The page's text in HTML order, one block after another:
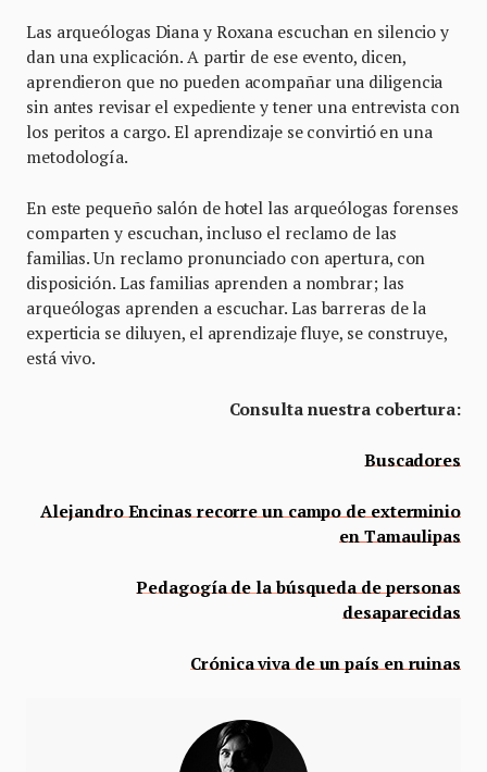
Las arqueólogas Diana y Roxana escuchan en silencio y
dan una explicación. A partir de ese evento, dicen,
aprendieron que no pueden acompañar una diligencia
sin antes revisar el expediente y tener una entrevista con
los peritos a cargo. El aprendizaje se convirtió en una
metodología.
En este pequeño salón de hotel las arqueólogas forenses
comparten y escuchan, incluso el reclamo de las
familias. Un reclamo pronunciado con apertura, con
disposición. Las familias aprenden a nombrar; las
arqueólogas aprenden a escuchar. Las barreras de la
experticia se diluyen, el aprendizaje fluye, se construye,
está vivo.
Consulta nuestra cobertura:
Buscadores
Alejandro Encinas recorre un campo de exterminio
en Tamaulipas
Pedagogía de la búsqueda de personas
desaparecidas
Crónica viva de un país en ruinas